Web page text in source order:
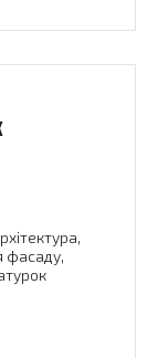
фасаду,